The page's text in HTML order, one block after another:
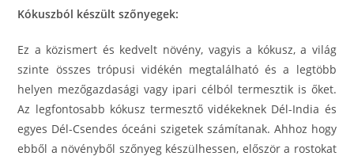
Kókuszból készült szőnyegek:
Ez a közismert és kedvelt növény, vagyis a kókusz, a világ
szinte összes trópusi vidékén megtalálható és a legtöbb
helyen mezőgazdasági vagy ipari célból termesztik is őket.
Az legfontosabb kókusz termesztő vidékeknek Dél-India és
egyes Dél-Csendes óceáni szigetek számítanak. Ahhoz hogy
ebből a növényből szőnyeg készülhessen, először a rostokat